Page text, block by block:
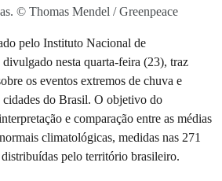
© Thomas Mendel / Greenpeace
pelo Instituto Nacional de
nesta quarta-feira (23), traz
os eventos extremos de chuva e
cidades do Brasil. O objetivo do
e comparação entre as médias
climatológicas, medidas nas 271
pelo território brasileiro.